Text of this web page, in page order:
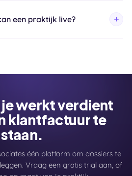
een praktijk live?
je werkt verdient
klantfactuur te
staan.
één platform om dossiers te
Vraag een gratis trial aan, of